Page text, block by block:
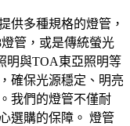
供多種規格的燈管，
管，或是傳統螢光
明與TOA東亞照明等
確保光源穩定、明亮
我們的燈管不僅耐
選購的保障。 燈管